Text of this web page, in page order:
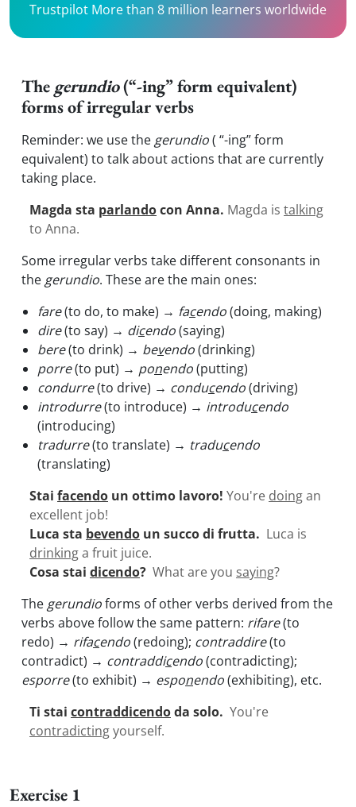
Trustpilot More than 8 million learners worldwide
The gerundio(“-ing” form equivalent)
forms of irregular verbs
Reminder: we use the gerundio( “-ing” form
equivalent) to talk about actions that are currently
taking place.
Magda sta parlandocon Anna. Magda is talking
to Anna.
Some irregular verbs take different consonants in
the gerundio. These are the main ones:
fare(to do, to make) → facendo(doing, making)
dire(to say) → dicendo(saying)
bere(to drink) → bevendo(drinking)
porre(to put) → ponendo(putting)
condurre(to drive) → conducendo(driving)
introdurre(to introduce) → introducendo
(introducing)
tradurre(to translate) → traducendo
(translating)
Stai facendo un ottimo lavoro! You're doingan
excellent job!
Luca sta bevendo un succo di frutta. Luca is
drinkinga fruit juice.
Cosa stai dicendo? What are you saying?
The gerundioforms of other verbs derived from the
verbs above follow the same pattern: rifare(to
redo) → rifacendo(redoing); contraddire(to
contradict) → contraddicendo(contradicting);
esporre(to exhibit) → esponendo(exhibiting), etc.
Ti stai contraddicendoda solo. You're
contradictingyourself.
Exercise 1